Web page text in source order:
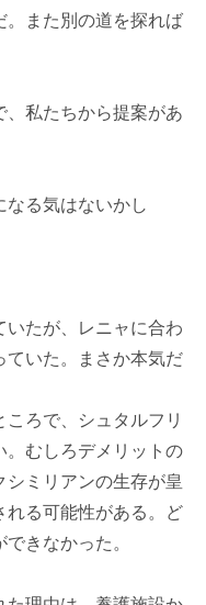
また別の道を探れば
、私たちから提案があ
なる気はないかし
たが、レニャに合わ
ていた。まさか本気だ
ろで、シュタルフリ
。むしろデメリットの
ミリアンの生存が皇
れる可能性がある。ど
きなかった。